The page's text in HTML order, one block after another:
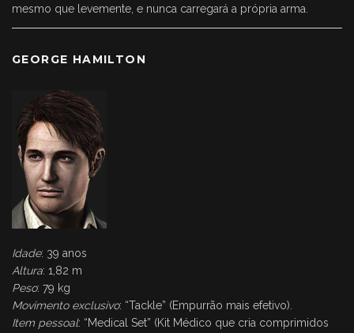
mesmo que levemente, e nunca carregará a própria arma.
GEORGE HAMILTON
Idade: 39 anos
Altura: 1,82 m
Peso: 79 kg
Movimento exclusivo: “Tackle” (Empurrão mais efetivo).
Item pessoal: “Medical Set” (Kit Médico que cria comprimidos